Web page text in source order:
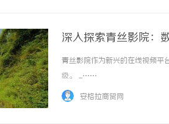
深入探索青丝影院：
青丝影院作为新兴的在线视频平
级。 ...……
安格拉商贸网